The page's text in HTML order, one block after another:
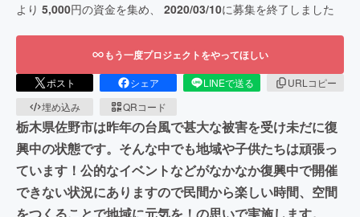
より 5,000円の資金を集め、 2020/03/10に募集を終了しました
もう一度プロジェクトをやってほしい
ポスト シェア LINEで送る
URLコピー
埋め込み
QRコード
栃木県佐野市は昨年の台風で甚大な被害を受け未だに復
興中の状態です。そんな中でも地域や子供たちは頑張っ
ています！公的なイベントなどがなかなか復興中で開催
できない状況にありますので民間から楽しい時間、空間